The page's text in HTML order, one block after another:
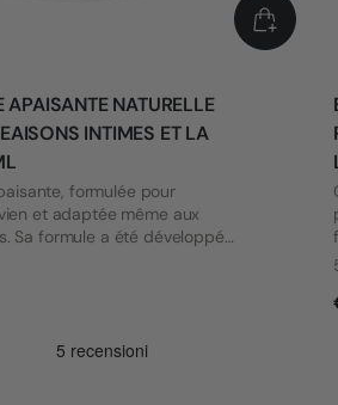
NATURELLE
INTIMES ET LA
formulée pour
et adaptée même aux
Sa formule a été développée
des personnes
et d'autres problèmes intimes.